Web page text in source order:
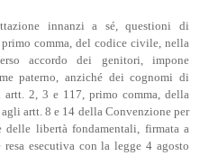
innanzi a sé, questioni di
comma, del codice civile, nella
accordo dei genitori, impone
paterno, anziché dei cognomi di
2, 3 e 117, primo comma, della
artt. 8 e 14 della Convenzione per
libertà fondamentali, firmata a
esecutiva con la legge 4 agosto